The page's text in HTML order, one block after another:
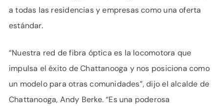
a todas las residencias y empresas como una oferta
estándar.
“Nuestra red de fibra óptica es la locomotora que
impulsa el éxito de Chattanooga y nos posiciona como
un modelo para otras comunidades”, dijo el alcalde de
Chattanooga, Andy Berke. “Es una poderosa